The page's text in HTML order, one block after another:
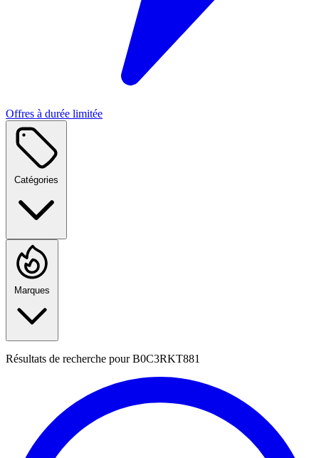
Offres à durée limitée
Catégories
Marques
Résultats de recherche pourB0C3RKT881